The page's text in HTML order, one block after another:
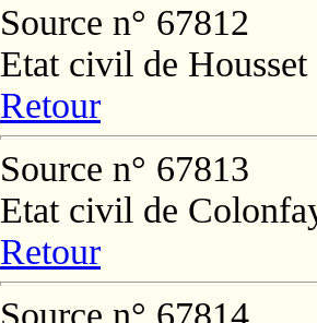
Source n° 67812
Etat civil de Housset
Retour
Source n° 67813
Etat civil de
Retour
Source n° 67814